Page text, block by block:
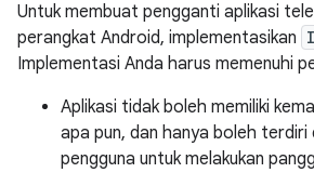
Untuk membuat pengganti aplikasi
perangkat Android, implementasikan
Implementasi Anda harus memenuhi
Aplikasi tidak boleh memiliki
apa pun, dan hanya boleh terdiri
pengguna untuk melakukan